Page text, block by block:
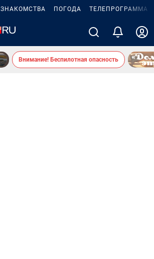
ЗНАКОМСТВА ПОГОДА ТЕЛЕПРОГРАММА
Внимание! Беспилотная опасность